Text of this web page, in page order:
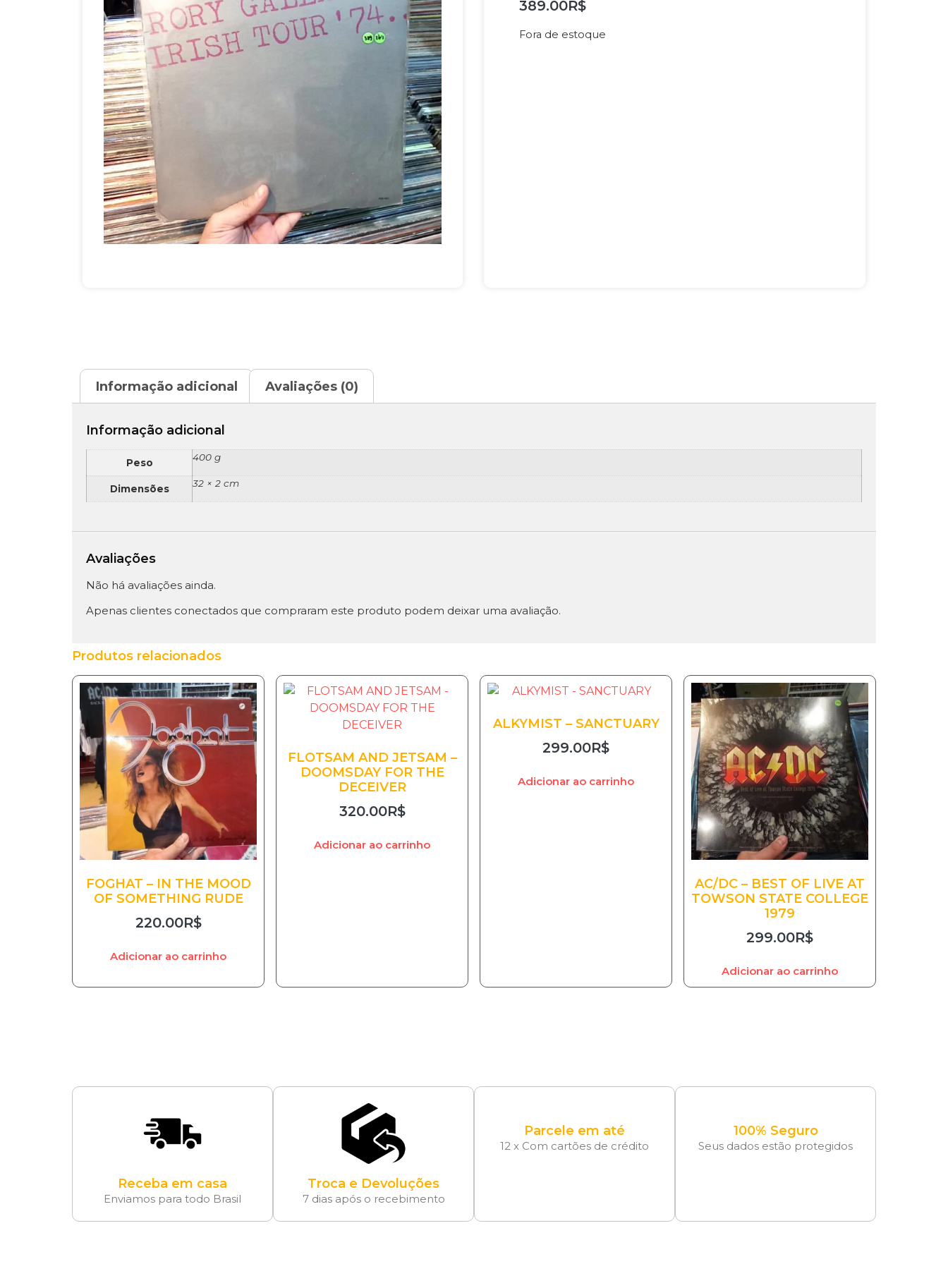
389.00R$
Fora de estoque
Informação adicional Avaliações (0)
Informação adicional
Peso 400 g
Dimensões 32 × 2 cm
Avaliações
Não há avaliações ainda.
Apenas clientes conectados que compraram este produto podem deixar uma avaliação.
Produtos relacionados
FOGHAT – IN THE MOOD
OF SOMETHING RUDE
220.00R$
Adicionar ao carrinho
FLOTSAM AND JETSAM –
DOOMSDAY FOR THE
DECEIVER
320.00R$
Adicionar ao carrinho
ALKYMIST – SANCTUARY
299.00R$
Adicionar ao carrinho
AC/DC – BEST OF LIVE AT
TOWSON STATE COLLEGE
1979
299.00R$
Adicionar ao carrinho
Receba em casa
Enviamos para todo Brasil
Troca e Devoluções
7 dias após o recebimento
Parcele em até
12 x Com cartões de crédito
100% Seguro
Seus dados estão protegidos